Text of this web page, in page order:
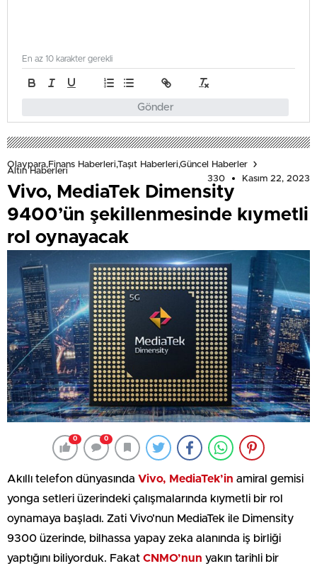
Gönder
En az 10 karakter gerekli
Olaypara,Finans Haberleri,Taşıt Haberleri,Güncel Haberler
Altın Haberleri
330
Kasım 22, 2023
Vivo, MediaTek Dimensity
9400’ün şekillenmesinde kıymetli
rol oynayacak
0 0
Akıllı telefon dünyasında Vivo, MediaTek’in amiral gemisi
yonga setleri üzerindeki çalışmalarında kıymetli bir rol
oynamaya başladı. Zati Vivo’nun MediaTek ile Dimensity
9300 üzerinde, bilhassa yapay zeka alanında iş birliği
yaptığını biliyorduk. Fakat CNMO’nun yakın tarihli bir